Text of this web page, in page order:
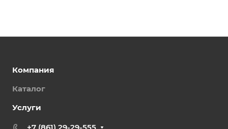
Компания
Каталог
Услуги